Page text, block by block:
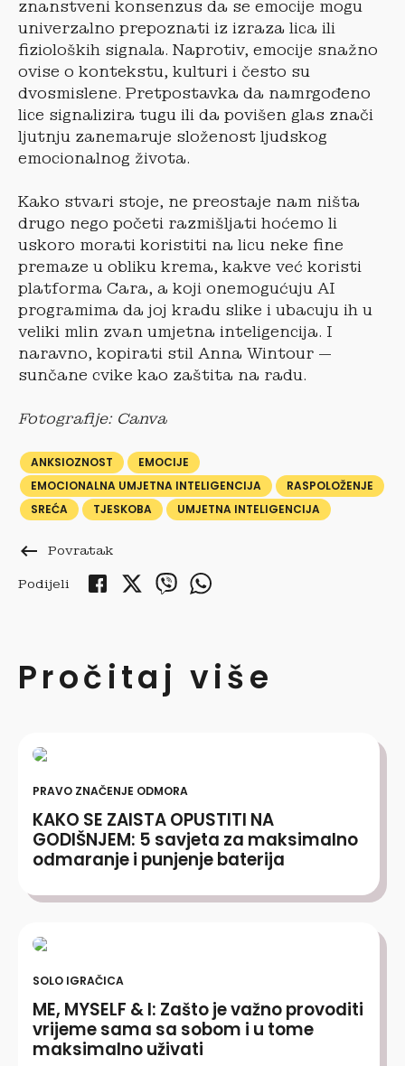
znanstveni konsenzus da se emocije mogu
univerzalno prepoznati iz izraza lica ili
fizioloških signala. Naprotiv, emocije snažno
ovise o kontekstu, kulturi i često su
dvosmislene. Pretpostavka da namrgođeno
lice signalizira tugu ili da povišen glas znači
ljutnju zanemaruje složenost ljudskog
emocionalnog života.
Kako stvari stoje, ne preostaje nam ništa
drugo nego početi razmišljati hoćemo li
uskoro morati koristiti na licu neke fine
premaze u obliku krema, kakve već koristi
platforma Cara, a koji onemogućuju AI
programima da joj kradu slike i ubacuju ih u
veliki mlin zvan umjetna inteligencija. I
naravno, kopirati stil Anna Wintour —
sunčane cvike kao zaštita na radu.
Fotografije: Canva
ANKSIOZNOST
EMOCIJE
EMOCIONALNA UMJETNA INTELIGENCIJA
RASPOLOŽENJE
SREĆA
TJESKOBA UMJETNA INTELIGENCIJA
keyboard_backspace Povratak
Podijeli
Pročitaj više
PRAVO ZNAČENJE ODMORA
KAKO SE ZAISTA OPUSTITI NA
GODIŠNJEM: 5 savjeta za maksimalno
odmaranje i punjenje baterija
SOLO IGRAČICA
ME, MYSELF & I: Zašto je važno provoditi
vrijeme sama sa sobom i u tome
maksimalno uživati